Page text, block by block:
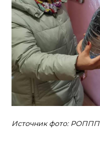
Источник фото: РОППП